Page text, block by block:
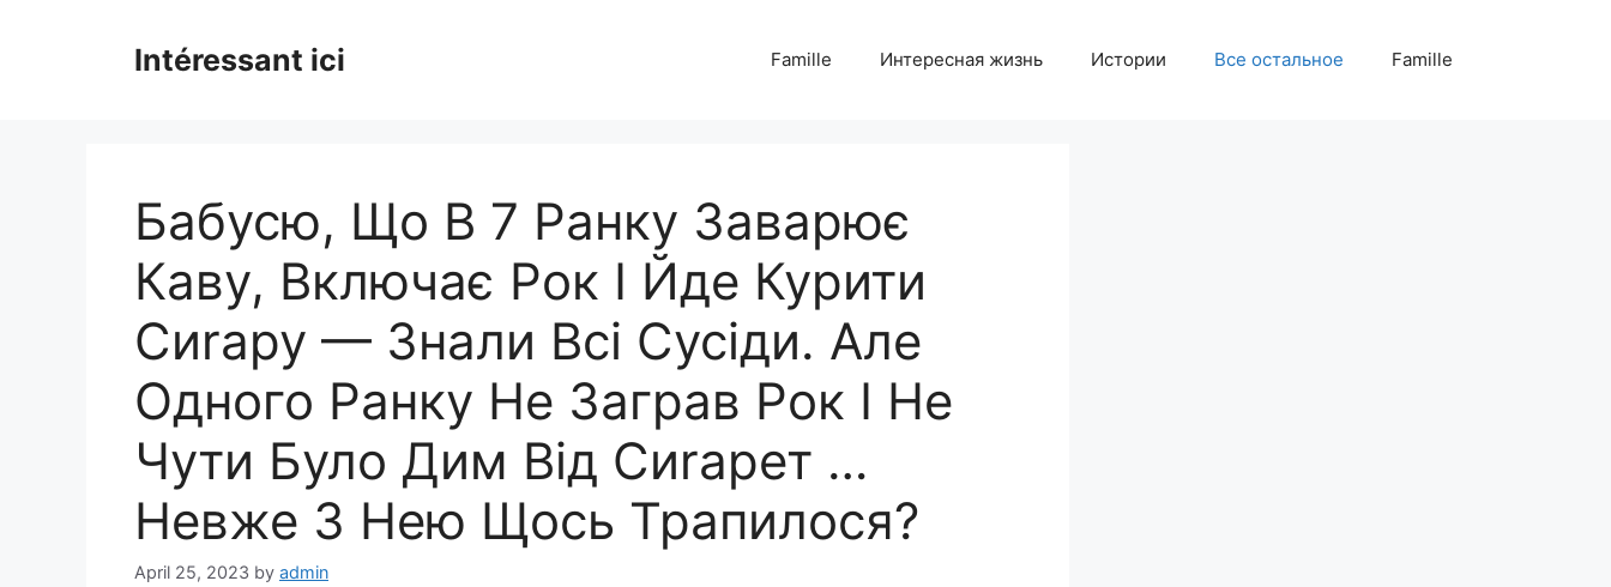
Intéressant ici Famille Интересная жизнь Истории Все остальное Famille
Бабусю, Що В 7 Ранку Заварює
Каву, Включає Рок І Йде Курити
Сиrару — Знали Всі Сусіди. Але
Одного Ранку Не Заграв Рок І Не
Чути Було Дим Від Сиrарет …
Невже З Нею Щось Трапилося?
April 25, 2023 by admin